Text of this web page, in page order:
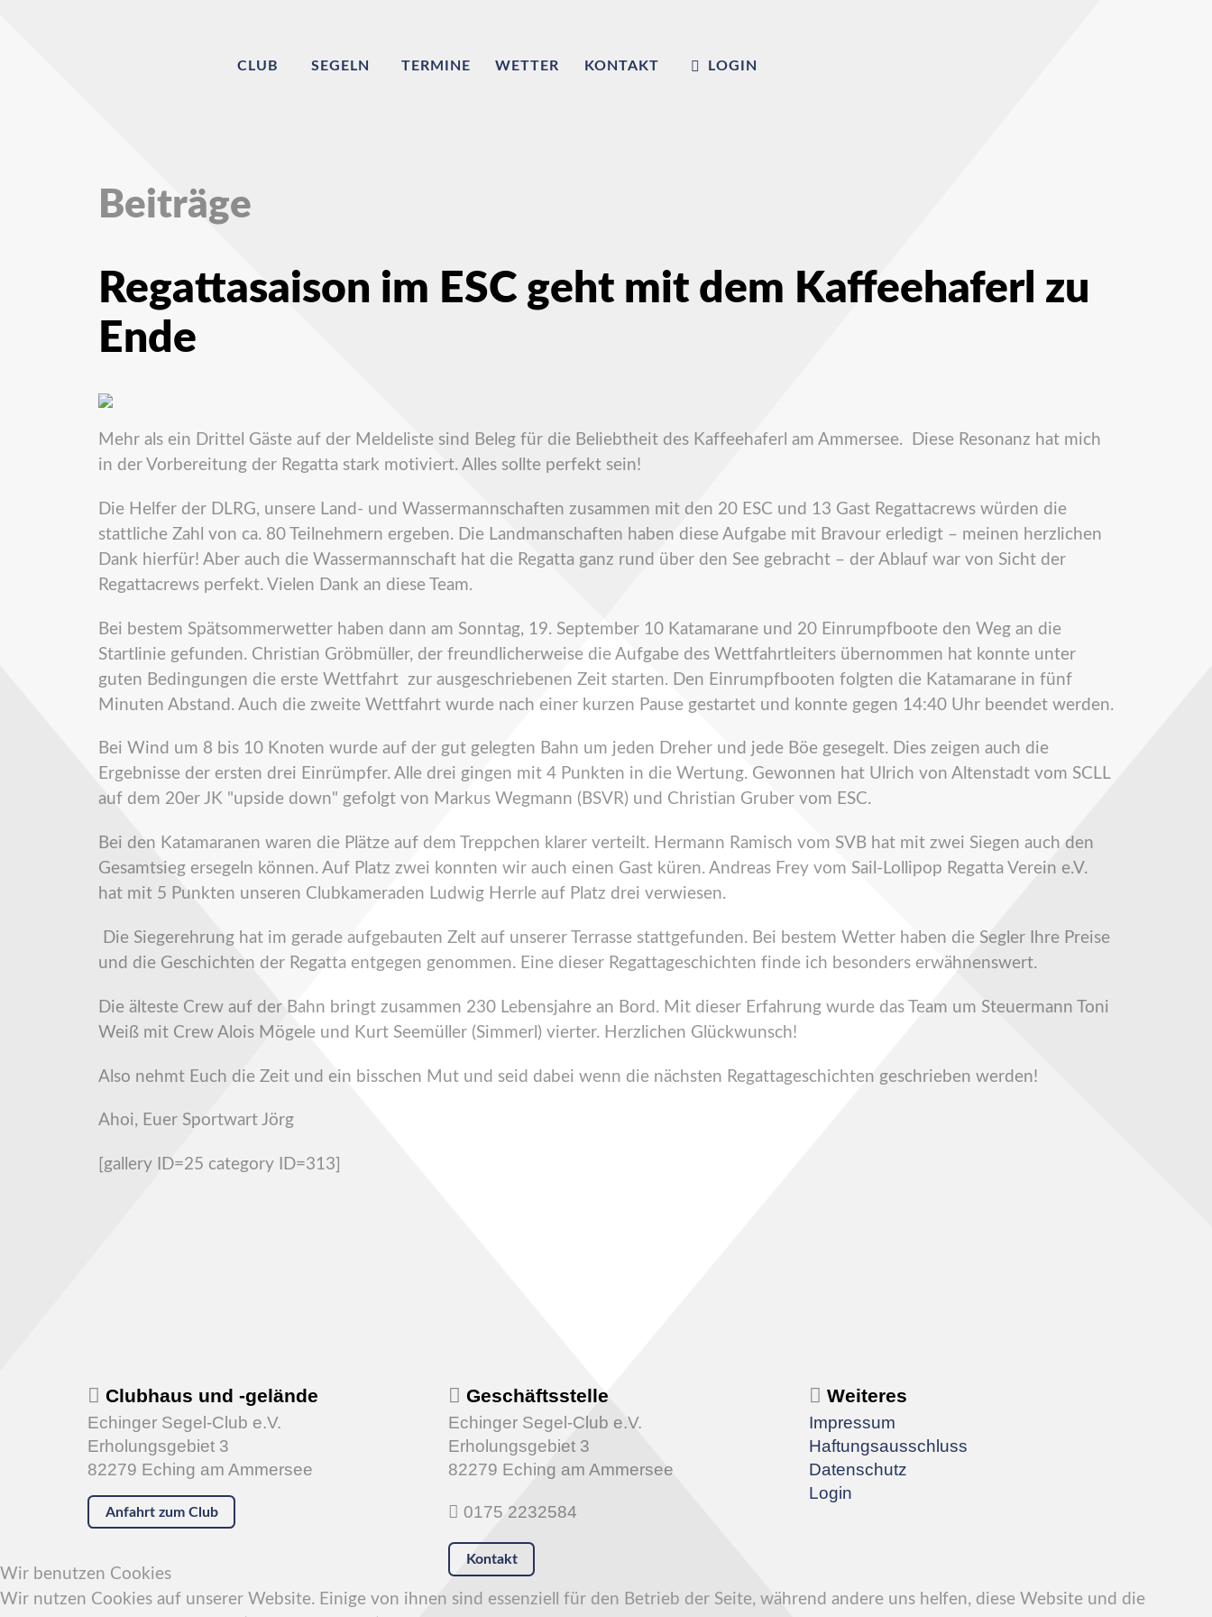
CLUB SEGELN TERMINE WETTER KONTAKT LOGIN
Beiträge
Regattasaison im ESC geht mit dem Kaffeehaferl zu
Ende
Mehr als ein Drittel Gäste auf der Meldeliste sind Beleg für die Beliebtheit des Kaffeehaferl am Ammersee. Diese Resonanz hat mich
in der Vorbereitung der Regatta stark motiviert. Alles sollte perfekt sein!
Die Helfer der DLRG, unsere Land- und Wassermannschaften zusammen mit den 20 ESC und 13 Gast Regattacrews würden die
stattliche Zahl von ca. 80 Teilnehmern ergeben. Die Landmanschaften haben diese Aufgabe mit Bravour erledigt – meinen herzlichen
Dank hierfür! Aber auch die Wassermannschaft hat die Regatta ganz rund über den See gebracht – der Ablauf war von Sicht der
Regattacrews perfekt. Vielen Dank an diese Team.
Bei bestem Spätsommerwetter haben dann am Sonntag, 19. September 10 Katamarane und 20 Einrumpfboote den Weg an die
Startlinie gefunden. Christian Gröbmüller, der freundlicherweise die Aufgabe des Wettfahrtleiters übernommen hat konnte unter
guten Bedingungen die erste Wettfahrt zur ausgeschriebenen Zeit starten. Den Einrumpfbooten folgten die Katamarane in fünf
Minuten Abstand. Auch die zweite Wettfahrt wurde nach einer kurzen Pause gestartet und konnte gegen 14:40 Uhr beendet werden.
Bei Wind um 8 bis 10 Knoten wurde auf der gut gelegten Bahn um jeden Dreher und jede Böe gesegelt. Dies zeigen auch die
Ergebnisse der ersten drei Einrümpfer. Alle drei gingen mit 4 Punkten in die Wertung. Gewonnen hat Ulrich von Altenstadt vom SCLL
auf dem 20er JK "upside down" gefolgt von Markus Wegmann (BSVR) und Christian Gruber vom ESC.
Bei den Katamaranen waren die Plätze auf dem Treppchen klarer verteilt. Hermann Ramisch vom SVB hat mit zwei Siegen auch den
Gesamtsieg ersegeln können. Auf Platz zwei konnten wir auch einen Gast küren. Andreas Frey vom Sail-Lollipop Regatta Verein e.V.
hat mit 5 Punkten unseren Clubkameraden Ludwig Herrle auf Platz drei verwiesen.
Die Siegerehrung hat im gerade aufgebauten Zelt auf unserer Terrasse stattgefunden. Bei bestem Wetter haben die Segler Ihre Preise
und die Geschichten der Regatta entgegen genommen. Eine dieser Regattageschichten finde ich besonders erwähnenswert.
Die älteste Crew auf der Bahn bringt zusammen 230 Lebensjahre an Bord. Mit dieser Erfahrung wurde das Team um Steuermann Toni
Weiß mit Crew Alois Mögele und Kurt Seemüller (Simmerl) vierter. Herzlichen Glückwunsch!
Also nehmt Euch die Zeit und ein bisschen Mut und seid dabei wenn die nächsten Regattageschichten geschrieben werden!
Ahoi, Euer Sportwart Jörg
[gallery ID=25 category ID=313]
Clubhaus und -gelände
Echinger Segel-Club e.V.
Erholungsgebiet 3
82279 Eching am Ammersee
Anfahrt zum Club
Geschäftsstelle
Echinger Segel-Club e.V.
Erholungsgebiet 3
82279 Eching am Ammersee
0175 2232584
Kontakt
Weiteres
Impressum
Haftungsausschluss
Datenschutz
Login
Wir benutzen Cookies
Wir nutzen Cookies auf unserer Website. Einige von ihnen sind essenziell für den Betrieb der Seite, während andere uns helfen, diese Website und die